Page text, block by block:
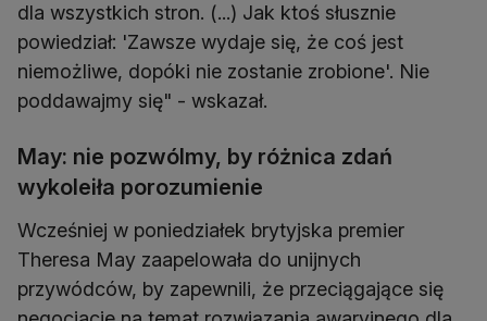
dla wszystkich stron. (...) Jak ktoś słusznie
powiedział: 'Zawsze wydaje się, że coś jest
niemożliwe, dopóki nie zostanie zrobione'. Nie
poddawajmy się" - wskazał.
May: nie pozwólmy, by różnica zdań
wykoleiła porozumienie
Wcześniej w poniedziałek brytyjska premier
Theresa May zaapelowała do unijnych
przywódców, by zapewnili, że przeciągające się